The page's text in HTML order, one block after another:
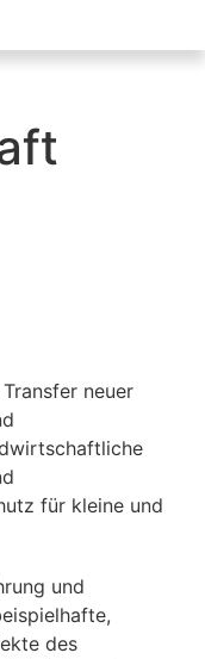
neuer
für kleine und
und
des